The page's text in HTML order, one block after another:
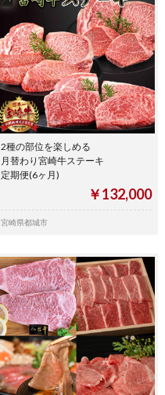
2種の部位を楽しめる
月替わり宮崎牛ステーキ
定期便(6ヶ月)
￥132,000
宮崎県都城市